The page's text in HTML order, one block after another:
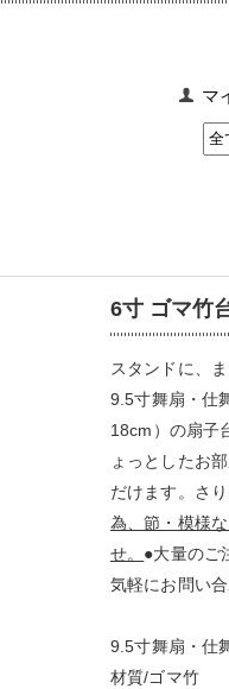
マ
6寸 ゴマ竹
スタンドに、
9.5寸舞扇・仕
18cm）の扇子
ょっとしたお
だけます。さ
為、節・模様
せ。 ●大量のご
気軽にお問い合
9.5寸舞扇・仕
材質/ゴマ竹